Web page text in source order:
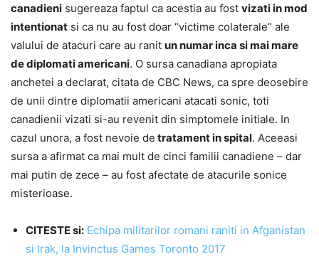
canadieni sugereaza faptul ca acestia au fost vizati in mod
intentionat si ca nu au fost doar “victime colaterale” ale
valului de atacuri care au ranit un numar inca si mai mare
de diplomati americani. O sursa canadiana apropiata
anchetei a declarat, citata de CBC News, ca spre deosebire
de unii dintre diplomatii americani atacati sonic, toti
canadienii vizati si-au revenit din simptomele initiale. In
cazul unora, a fost nevoie de tratament in spital. Aceeasi
sursa a afirmat ca mai mult de cinci familii canadiene – dar
mai putin de zece – au fost afectate de atacurile sonice
misterioase.
CITESTE si: Echipa militarilor romani raniti in Afganistan
si Irak, la Invinctus Games Toronto 2017